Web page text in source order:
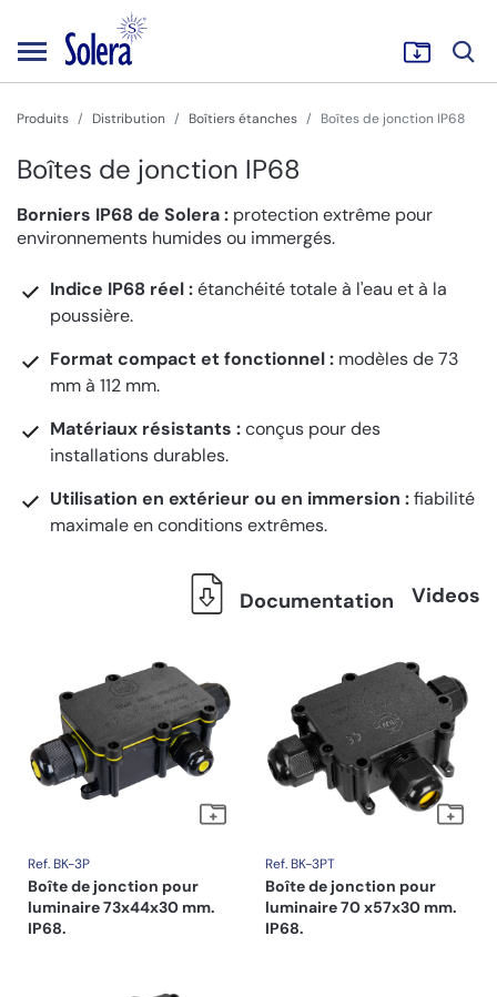
Produits Distribution Boîtiers étanches Boîtes de jonction IP68
Boîtes de jonction IP68
Borniers IP68 de Solera : protection extrême pour
environnements humides ou immergés.
Indice IP68 réel :étanchéité totale à l'eau et à la
poussière.
Format compact et fonctionnel : modèles de 73
mm à 112 mm.
Matériaux résistants :conçus pour des
installations durables.
Utilisation en extérieur ou en immersion :fiabilité
maximale en conditions extrêmes.
Documentation Videos
Ref. BK-3P
Boîte de jonction pour
luminaire 73x44x30 mm.
IP68.
Ref. BK-3PT
Boîte de jonction pour
luminaire 70 x57x30 mm.
IP68.